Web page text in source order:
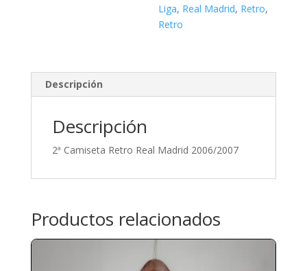
Liga, Real Madrid, Retro,
Retro
Descripción
Descripción
2ª Camiseta Retro Real Madrid 2006/2007
Productos relacionados